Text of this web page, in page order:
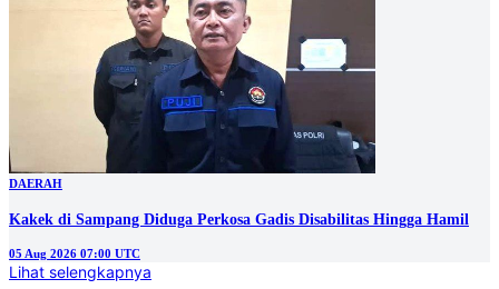
DAERAH
Kakek di Sampang Diduga Perkosa Gadis Disabilitas Hingga Hamil
05 Aug 2026 07:00 UTC
Lihat selengkapnya